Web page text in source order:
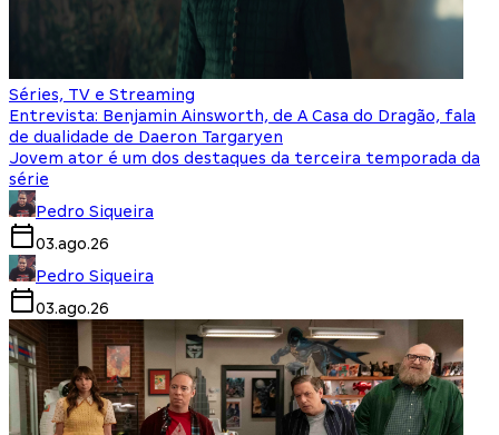
Séries, TV e Streaming
Entrevista: Benjamin Ainsworth, de A Casa do Dragão, fala
de dualidade de Daeron Targaryen
Jovem ator é um dos destaques da terceira temporada da
série
Pedro Siqueira
03.ago.26
Pedro Siqueira
03.ago.26